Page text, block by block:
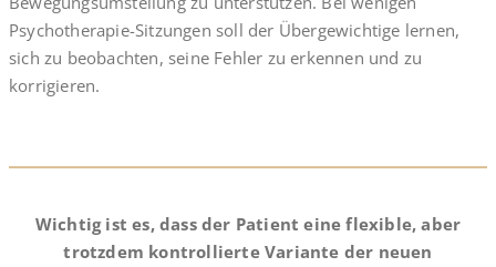
Psychotherapie-Sitzungen soll der Übergewichtige lernen,
sich zu beobachten, seine Fehler zu erkennen und zu
korrigieren.
Wichtig ist es, dass der Patient eine flexible, aber
trotzdem kontrollierte Variante der neuen